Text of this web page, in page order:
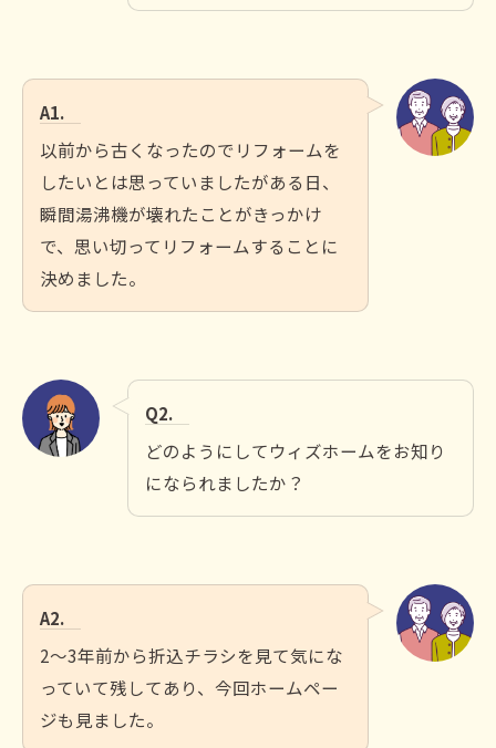
A1.
以前から古くなったのでリフォームを
したいとは思っていましたがある日、
瞬間湯沸機が壊れたことがきっかけ
で、思い切ってリフォームすることに
決めました。
Q2.
どのようにしてウィズホームをお知り
になられましたか？
A2.
2～3年前から折込チラシを見て気にな
っていて残してあり、今回ホームペー
ジも見ました。